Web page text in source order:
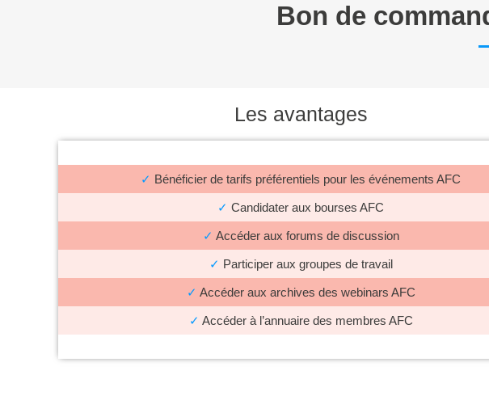
Bon de
Les avantages
✓ Bénéficier de tarifs préférentiels pour les événements AFC
✓ Candidater aux bourses AFC
✓ Accéder aux forums de discussion
✓ Participer aux groupes de travail
✓ Accéder aux archives des webinars AFC
✓ Accéder à l’annuaire des membres AFC